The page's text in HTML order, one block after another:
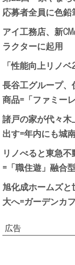
応募者全員に色鉛
アイ工務店、新
ラクターに起用
「性能向上リノ
長谷工グループ
商品=「ファミー
諸戸の家が代々
出す=年内にも城
リノべると東急
=「職住遊」融合
旭化成ホームズ
大へ=ガーデンカ
広告